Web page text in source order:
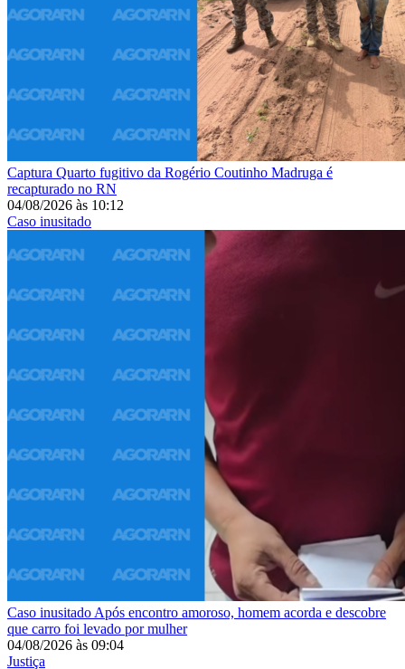
Captura Quarto fugitivo da Rogério Coutinho Madruga é
recapturado no RN
04/08/2026 às 10:12
Caso inusitado
Caso inusitado Após encontro amoroso, homem acorda e descobre
que carro foi levado por mulher
04/08/2026 às 09:04
Justiça